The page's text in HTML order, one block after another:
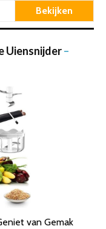
Bekijken
Uiensnijder–
van Gemak